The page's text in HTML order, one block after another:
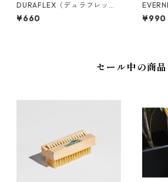
DURAFLEX（デュラフレック
ス）カラビナ HD
¥660 ¥990
セール中の商品